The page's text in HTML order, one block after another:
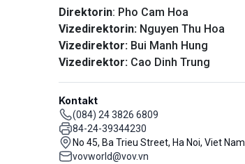
Direktorin: Pho Cam Hoa
Vizedirektorin: Nguyen Thu Hoa
Vizedirektor: Bui Manh Hung
Vizedirektor: Cao Dinh Trung
Kontakt
(084) 24 3826 6809
84-24-39344230
No 45, Ba Trieu Street, Ha Noi, Viet Nam
vovworld@vov.vn